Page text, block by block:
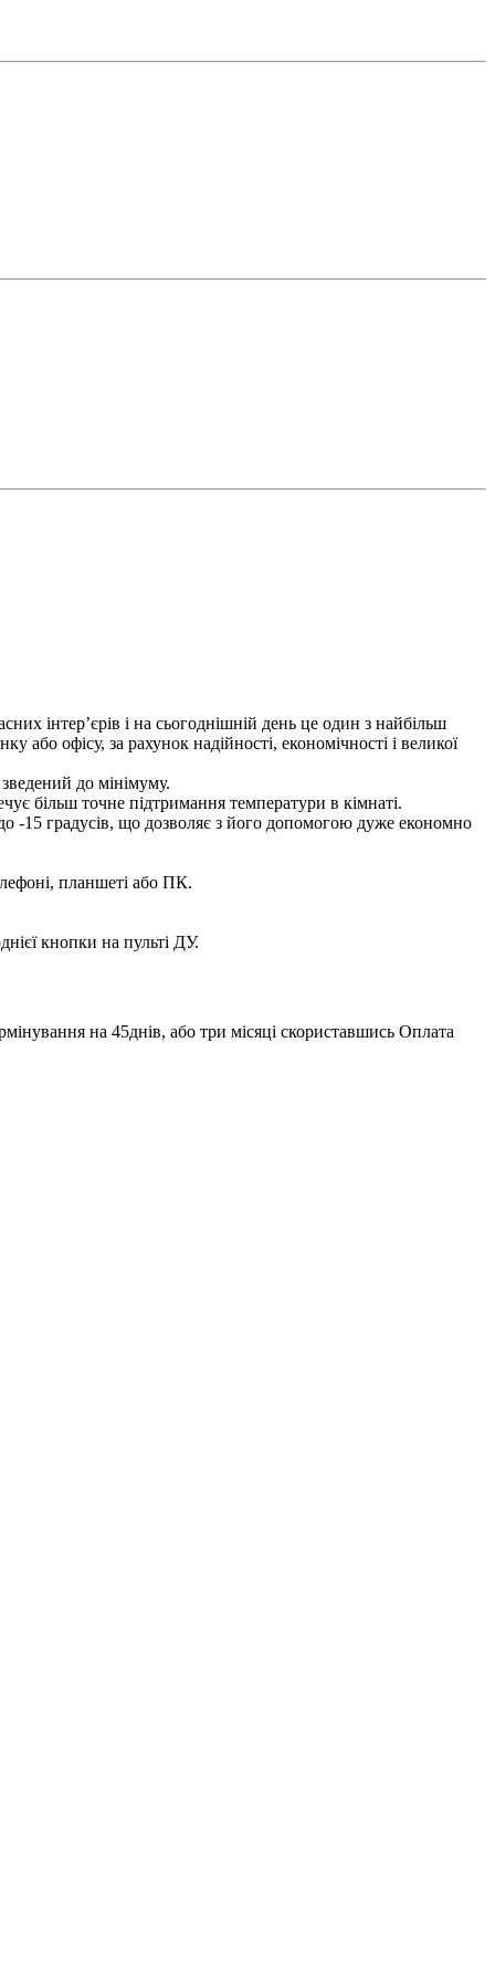
інтер’єрів і на сьогоднішній день це один з найбільш
або офісу, за рахунок надійності, економічності і великої
до мінімуму.
більш точне підтримання температури в кімнаті.
-15 градусів, що дозволяє з його допомогою дуже економно
планшеті або ПК.
кнопки на пульті ДУ.
на 45днів, або три місяці скориставшись Оплата